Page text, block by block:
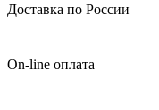
Доставка по России
On-line оплата